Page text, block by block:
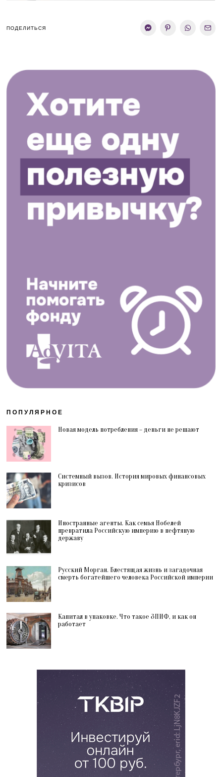
ПОДЕЛИТЬСЯ
ПОПУЛЯРНОЕ
Новая модель потребления – деньги не решают
Системный вызов. История мировых финансовых
кризисов
Иностранные агенты. Как семья Нобелей
превратила Российскую империю в нефтяную
державу
Русский Морган. Блестящая жизнь и загадочная
смерть богатейшего человека Российской империи
Капитал в упаковке. Что такое ЗПИФ, и как он
работает